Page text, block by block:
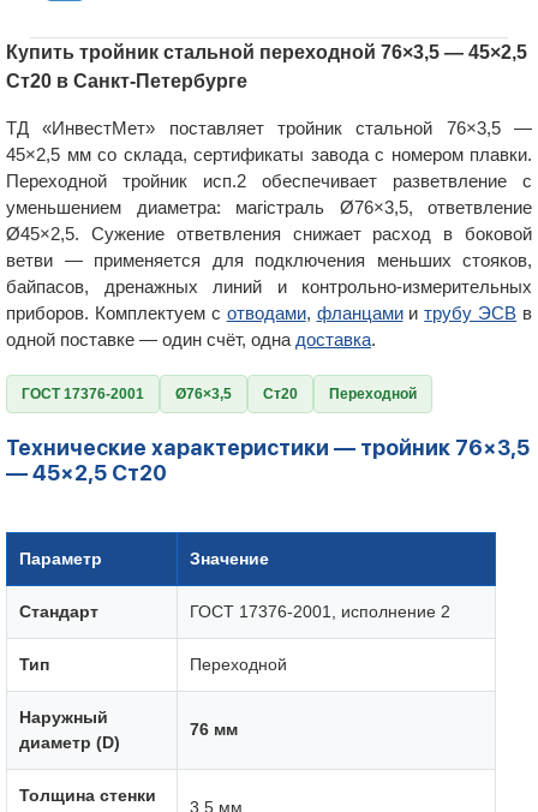
Купить тройник стальной переходной 76×3,5 — 45×2,5
Ст20 в Санкт-Петербурге
ТД «ИнвестМет» поставляет тройник стальной 76×3,5 —
45×2,5 мм со склада, сертификаты завода с номером плавки.
Переходной тройник исп.2 обеспечивает разветвление с
уменьшением диаметра: магістраль Ø76×3,5, ответвление
Ø45×2,5. Сужение ответвления снижает расход в боковой
ветви — применяется для подключения меньших стояков,
байпасов, дренажных линий и контрольно-измерительных
приборов. Комплектуем с отводами, фланцамиитрубу ЭСВ в
одной поставке — один счёт, одна доставка.
ГОСТ 17376-2001 Ø76×3,5 Ст20 Переходной
Технические характеристики — тройник 76×3,5
— 45×2,5 Ст20
Параметр Значение
Стандарт ГОСТ 17376-2001, исполнение 2
Тип Переходной
Наружный
диаметр (D)
76 мм
Толщина стенки
3,5 мм